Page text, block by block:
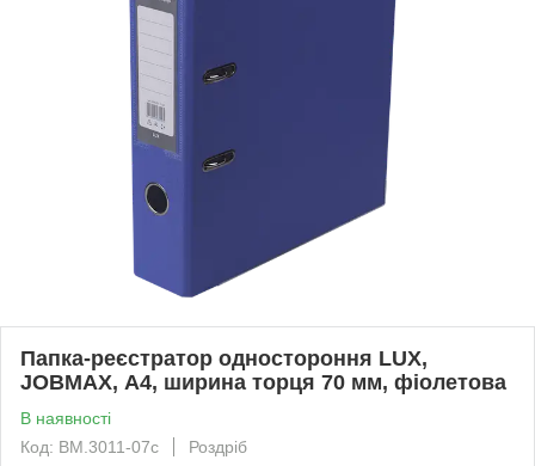
Папка-реєстратор одностороння LUX,
JOBMAX, А4, ширина торця 70 мм, фіолетова
В наявності
Код: BM.3011-07c
Роздріб